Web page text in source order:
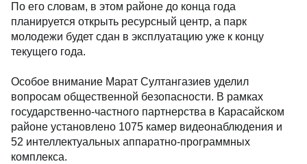
По его словам, в этом районе до конца года
планируется открыть ресурсный центр, а парк
молодежи будет сдан в эксплуатацию уже к концу
текущего года.
Особое внимание Марат Султангазиев уделил
вопросам общественной безопасности. В рамках
государственно-частного партнерства в Карасайском
районе установлено 1075 камер видеонаблюдения и
52 интеллектуальных аппаратно-программных
комплекса.